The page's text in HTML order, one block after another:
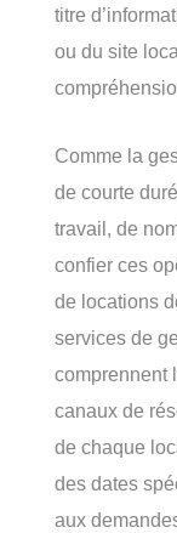
titre
ou du site
Comme la
de courte
travail, de
confier ces
de locations
services de
comprennent
canaux de
de chaque
des dates
aux